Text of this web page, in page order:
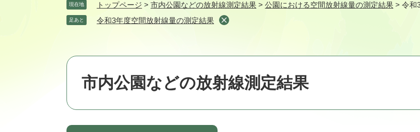
現在地 トップページ > 市内公園などの放射線測定結果 > 公園における空間放射線量の測定結果 > 令和
足あと 令和3年度空間放射線量の測定結果
市内公園などの放射線測定結果